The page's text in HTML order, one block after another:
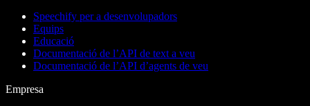
Speechify per a desenvolupadors
Equips
Educació
Documentació de l’API de text a veu
Documentació de l’API d’agents de veu
Empresa